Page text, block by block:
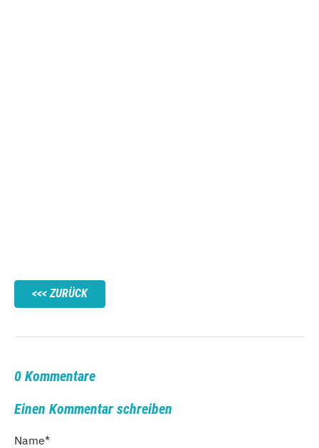
ZURÜCK
0 Kommentare
Einen Kommentar schreiben
Name*